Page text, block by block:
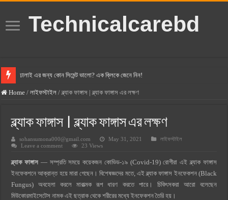
Technicalcarebd
ঢালাই এর জন্য কোন সিমেন্ট ভালো? এক ক্লিকে জেনে নিন!
বসুন্ধরা সিমেন্ট এর দাম ২০২৫
হোলসিম সিমেন্ট দাম ২০২৫
সুপারক্রিট সিমেন্ট দাম ২০২৫
ওয়ালটন মোবাইল কিস্তিতে কেনার নিয়ম ২০২৫
ওয়ালটন টিভি কিস্তিতে কেনার নিয়ম ২০২৫
Home / লাইফস্টাইল / ব্ল্যাক ফাঙ্গাস | ব্ল্যাক ফাঙ্গাস এর লক্ষণ
ব্ল্যাক ফাঙ্গাস | ব্ল্যাক ফাঙ্গাস এর লক্ষণ
sohansumona000@gmail.com May 31, 2021
লাইফস্টাইল
Leave a comment
23 Views
ব্ল্যাক ফাঙ্গাস — সম্প্রতি সময়ে কয়েকজন কোভিড-১৯ (Covid-19) রোগীরা এই ব্ল্যাক ফাঙ্গাস
ইনফেকশনে আক্রান্ত হয়ে মারা গেছেন। বিশেষজ্ঞদের মতে, এই ব্ল্যাক ফাঙ্গাস ইনফেকশন (Black
Fungus) অবহেলা করলে মারাত্মক রূপ ধারণ করতে পারে। চিকিৎসকরা আরো বলেছেন
মিউকোরমাইসেটেস নামক এই ছত্রাক থেকে শরীরের মধ্যে ইনফেকশন তৈরি হয়।